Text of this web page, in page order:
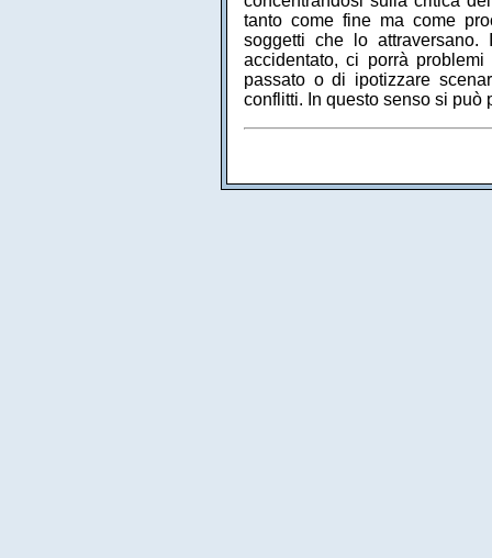
tanto come fine ma come
soggetti che lo
accidentato, ci porrà
passato o di ipotizzare
conflitti. In questo senso si può